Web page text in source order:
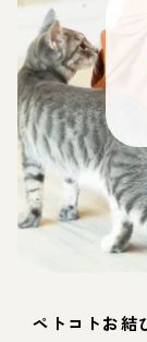
ペトコトお結